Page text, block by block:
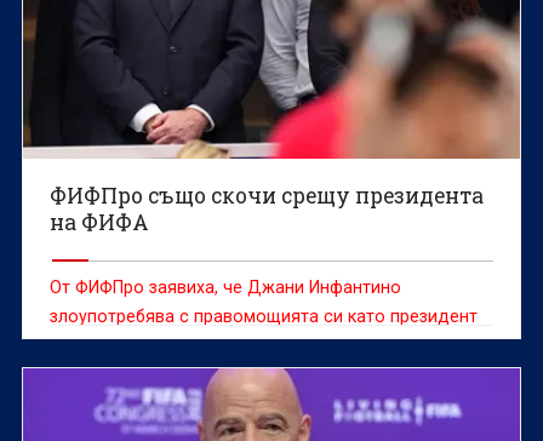
ФИФПро също скочи срещу президента
на ФИФА
От ФИФПро заявиха, че Джани Инфантино
злоупотребява с правомощията си като президент
на ФИФА